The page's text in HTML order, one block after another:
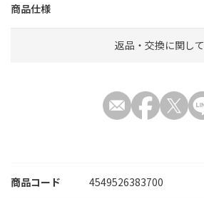
商品コード 4549526383700
商品仕様
返品・交換に関して